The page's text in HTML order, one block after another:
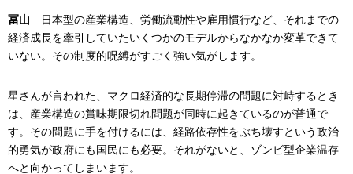
冨山 日本型の産業構造、労働流動性や雇用慣行など、それまでの
経済成長を牽引していたいくつかのモデルからなかなか変革できて
いない。その制度的呪縛がすごく強い気がします。
星さんが言われた、マクロ経済的な長期停滞の問題に対峙するとき
は、産業構造の賞味期限切れ問題が同時に起きているのが普通で
す。その問題に手を付けるには、経路依存性をぶち壊すという政治
的勇気が政府にも国民にも必要。それがないと、ゾンビ型企業温存
へと向かってしまいます。